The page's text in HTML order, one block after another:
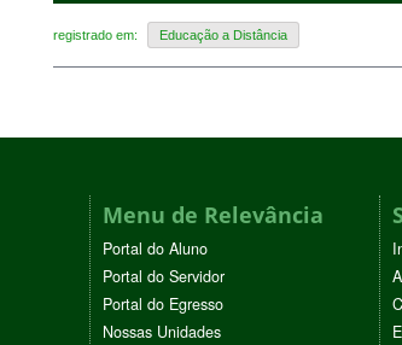
registrado em: Educação a Distância
Menu de Relevância
Portal do Aluno
Portal do Servidor
Portal do Egresso
Nossas Unidades